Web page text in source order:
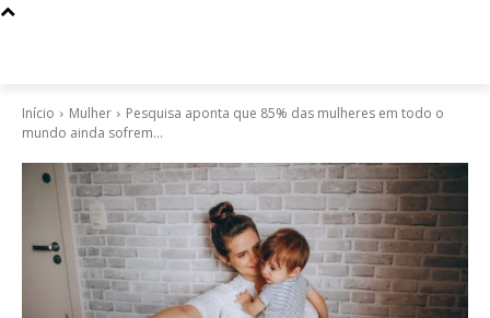
Início Mulher
Pesquisa aponta que 85% das mulheres em todo o
mundo ainda sofrem...